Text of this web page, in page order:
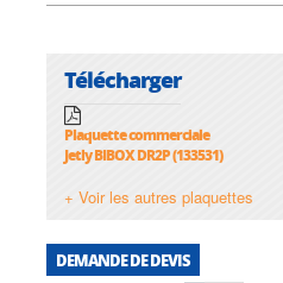
Télécharger
Plaquette commerciale
Jetly BIBOX DR2P (133531)
+ Voir les autres plaquettes
DEMANDE DE DEVIS